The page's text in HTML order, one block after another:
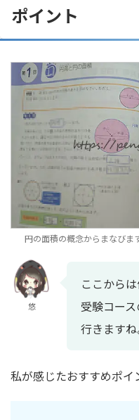
ポイント
円の面積の概念からまなびま
悠
ここから
受験コー
行きますね
私が感じたおすすめポイ